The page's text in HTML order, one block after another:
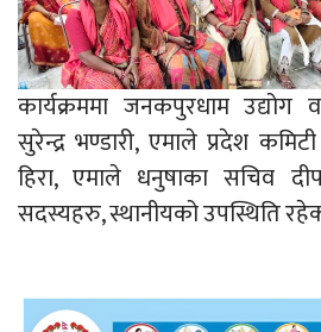
कार्यक्रममा जनकपुरधाम उद्योग
सुरेन्द्र भण्डारी, एमाले प्रदेश
हिरा, एमाले धनुषाका सचिव
सदस्यहरु, स्थानीयको उपस्थिति